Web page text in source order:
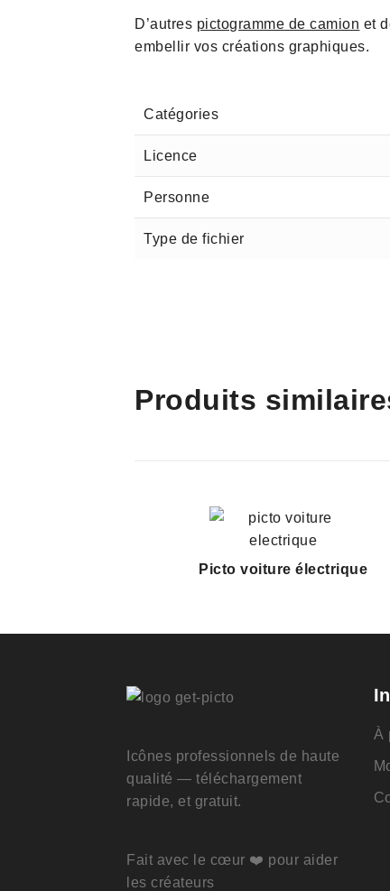
D’autres pictogramme de camion et
embellir vos créations graphiques.
Catégories
Licence
Personne
Type de fichier
Produits
Picto voiture électrique
Icônes professionnels de haute
qualité — téléchargement
rapide, et gratuit.
Fait avec le cœur ❤️ pour aider
les créateurs
À